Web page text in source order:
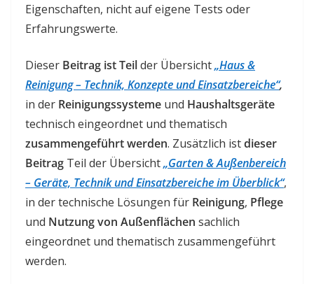
Eigenschaften, nicht auf eigene Tests oder
Erfahrungswerte.
Dieser Beitrag ist Teilder Übersicht„Haus &
Reinigung – Technik, Konzepte und Einsatzbereiche“,
in der Reinigungssysteme und Haushaltsgeräte
technisch eingeordnet und thematisch
zusammengeführt werden. Zusätzlich istdieser
Beitrag Teil der Übersicht„Garten & Außenbereich
– Geräte, Technik und Einsatzbereiche im Überblick“,
in der technische Lösungen für Reinigung, Pflege
und Nutzung von Außenflächen sachlich
eingeordnet und thematisch zusammengeführt
werden.